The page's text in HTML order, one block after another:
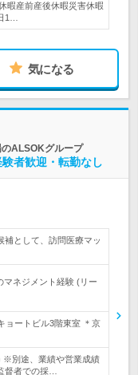
暇産前産後休暇災害休暇
1…
気になる
ALSOKグループ
者歓迎・転勤なし
補として、訪問医療マッ
マネジメント経験 (リー
ョートビル3階東室 ＊京
※別途、業績や営業成績
督者での採…